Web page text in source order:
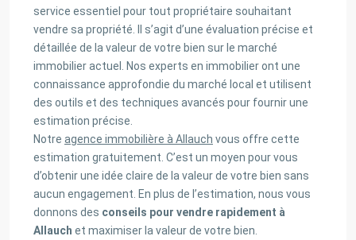
service essentiel pour tout propriétaire souhaitant
vendre sa propriété. Il s’agit d’une évaluation précise et
détaillée de la valeur de votre bien sur le marché
immobilier actuel. Nos experts en immobilier ont une
connaissance approfondie du marché local et utilisent
des outils et des techniques avancés pour fournir une
estimation précise.
Notre agence immobilière à Allauch vous offre cette
estimation gratuitement. C’est un moyen pour vous
d’obtenir une idée claire de la valeur de votre bien sans
aucun engagement. En plus de l’estimation, nous vous
donnons des conseils pour vendre rapidement à
Allauch et maximiser la valeur de votre bien.